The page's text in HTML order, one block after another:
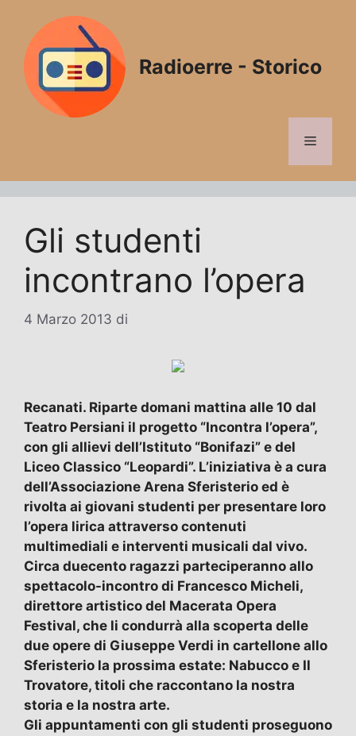
contenuto
Radioerre - Storico
Menu
Gli studenti
incontrano l’opera
4 Marzo 2013 di
Recanati. Riparte domani mattina alle 10 dal
Teatro Persiani il progetto “Incontra l’opera”,
con gli allievi dell’Istituto “Bonifazi” e del
Liceo Classico “Leopardi”. L’iniziativa è a cura
dell’Associazione Arena Sferisterio ed è
rivolta ai giovani studenti per presentare loro
l’opera lirica attraverso contenuti
multimediali e interventi musicali dal vivo.
Circa duecento ragazzi parteciperanno allo
spettacolo-incontro di Francesco Micheli,
direttore artistico del Macerata Opera
Festival, che li condurrà alla scoperta delle
due opere di Giuseppe Verdi in cartellone allo
Sferisterio la prossima estate: Nabucco e Il
Trovatore, titoli che raccontano la nostra
storia e la nostra arte.
Gli appuntamenti con gli studenti proseguono